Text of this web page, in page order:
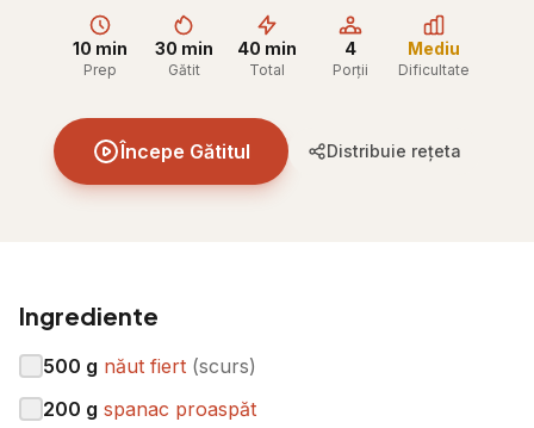
10 min
Prep
30 min
Gătit
40 min
Total
4
Porții
Mediu
Dificultate
Începe Gătitul Distribuie rețeta
Ingrediente
500 g năut fiert (scurs)
200 g spanac proaspăt